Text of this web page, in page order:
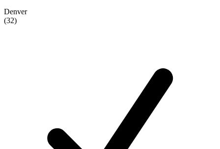
Denver
(32)